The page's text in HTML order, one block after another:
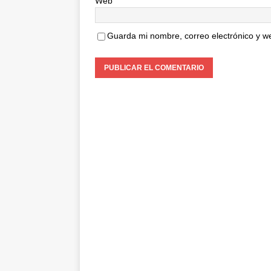
Guarda mi nombre, correo electrónico y